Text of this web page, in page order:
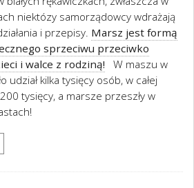
niektózy samorządowcy wdrażają
i przepisy. Marsz jest formą
sprzeciwu przeciwko
i walce z rodziną! W maszu w
udział kilka tysięcy osób, w całej
tysięcy, a marsze przeszły w